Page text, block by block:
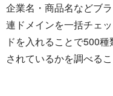
企業名・商品名などブ
連ドメインを一括チェ
ドを入れることで500
されているかを調べるこ